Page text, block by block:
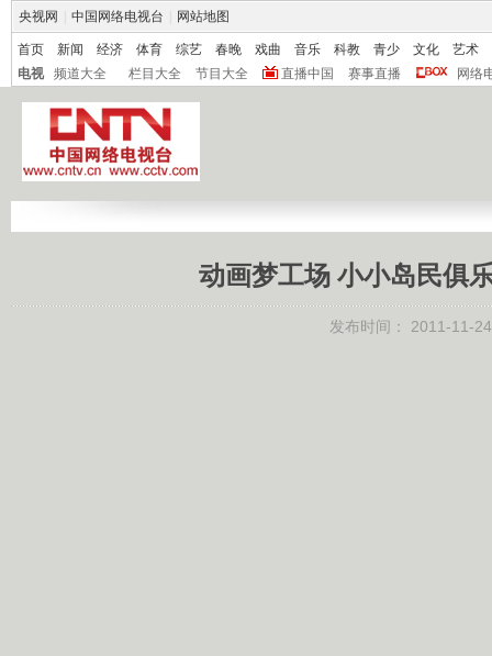
央视网 中国网络电视台 网站地图
首页 新闻 经济 体育 综艺 春晚 戏曲 音乐 科教 青少 文化
艺术
电视
频道大全 栏目大全 节目大全 直播中国 赛事直播 网络
动画梦工场 小小岛民俱
发布时间： 2011-11-